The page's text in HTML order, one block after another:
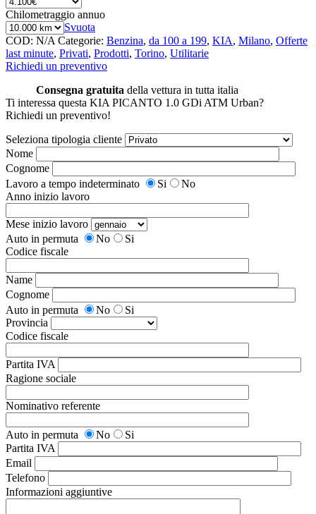
Chilometraggio annuo
Svuota
COD: N/A Categorie: Benzina, da 100 a 199, KIA, Milano, Offerte
last minute, Privati, Prodotti, Torino, Utilitarie
Richiedi un preventivo
Consegna gratuita della vettura in tutta italia
Ti interessa questa KIA PICANTO 1.0 GDi ATM Urban?
Richiedi un preventivo!
Seleziona tipologia cliente
Nome
Cognome
Lavoro a tempo indeterminato
Si
No
Anno inizio lavoro
Mese inizio lavoro
Auto in permuta
No
Si
Codice fiscale
Name
Cognome
Auto in permuta
No
Si
Provincia
Codice fiscale
Partita IVA
Ragione sociale
Nominativo referente
Auto in permuta No
Si
Partita IVA
Email
Telefono
Informazioni aggiuntive